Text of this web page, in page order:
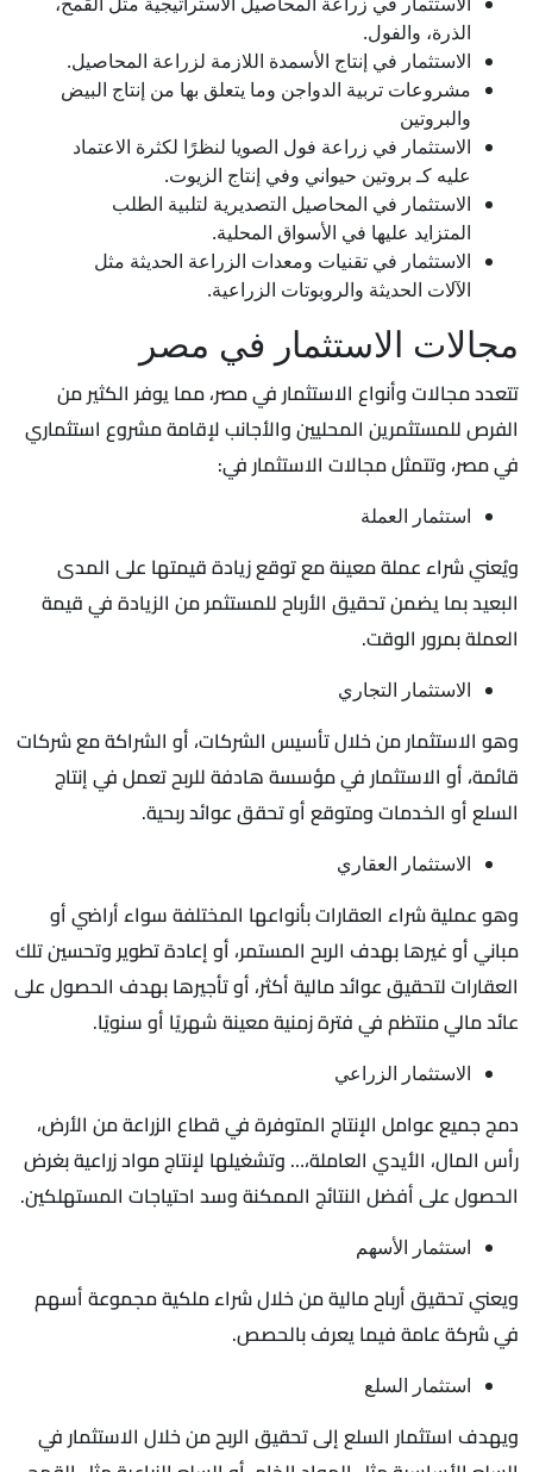
الذرة، والفول.
الاستثمار في إنتاج الأسمدة اللازمة لزراعة المحاصيل.
مشروعات تربية الدواجن وما يتعلق بها من إنتاج البيض
والبروتين
الاستثمار في زراعة فول الصويا لنظرًا لكثرة الاعتماد
عليه كـ بروتين حيواني وفي إنتاج الزيوت.
الاستثمار في المحاصيل التصديرية لتلبية الطلب
المتزايد عليها في الأسواق المحلية.
الاستثمار في تقنيات ومعدات الزراعة الحديثة مثل
الآلات الحديثة والروبوتات الزراعية.
مجالات الاستثمار في مصر
تتعدد مجالات وأنواع الاستثمار في مصر، مما يوفر الكثير من
الفرص للمستثمرين المحليين والأجانب لإقامة مشروع استثماري
في مصر، وتتمثل مجالات الاستثمار في:
استثمار العملة
ويُعني شراء عملة معينة مع توقع زيادة قيمتها على المدى
البعيد بما يضمن تحقيق الأرباح للمستثمر من الزيادة في قيمة
العملة بمرور الوقت.
الاستثمار التجاري
وهو الاستثمار من خلال تأسيس الشركات، أو الشراكة مع شركات
قائمة، أو الاستثمار في مؤسسة هادفة للربح تعمل في إنتاج
السلع أو الخدمات ومتوقع أو تحقق عوائد ربحية.
الاستثمار العقاري
وهو عملية شراء العقارات بأنواعها المختلفة سواء أراضي أو
مباني أو غيرها بهدف الربح المستمر، أو إعادة تطوير وتحسين تلك
العقارات لتحقيق عوائد مالية أكثر، أو تأجيرها بهدف الحصول على
عائد مالي منتظم في فترة زمنية معينة شهريًا أو سنويًا.
الاستثمار الزراعي
دمج جميع عوامل الإنتاج المتوفرة في قطاع الزراعة من الأرض،
رأس المال، الأيدي العاملة،… وتشغيلها لإنتاج مواد زراعية بغرض
الحصول على أفضل النتائج الممكنة وسد احتياجات المستهلكين.
استثمار الأسهم
ويعني تحقيق أرباح مالية من خلال شراء ملكية مجموعة أسهم
في شركة عامة فيما يعرف بالحصص.
استثمار السلع
ويهدف استثمار السلع إلى تحقيق الربح من خلال الاستثمار في